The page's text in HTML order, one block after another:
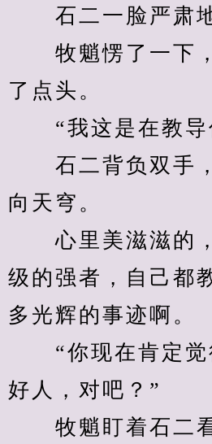
石二一脸严肃地
牧魈愣了一下，
了点头。
“我这是在教导
石二背负双手，
向天穹。
心里美滋滋的，
级的强者，自己都
多光辉的事迹啊。
“你现在肯定觉
好人，对吧？”
牧魈盯着石二看